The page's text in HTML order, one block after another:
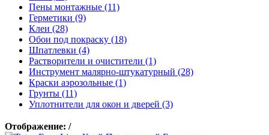
Пены монтажные (11)
Герметики (9)
Клеи (28)
Обои под покраску (18)
Шпатлевки (4)
Растворители и очистители (1)
Инструмент малярно-штукатурный (28)
Краски аэрозольные (1)
Грунты (11)
Уплотнители для окон и дверей (3)
Отображение: /